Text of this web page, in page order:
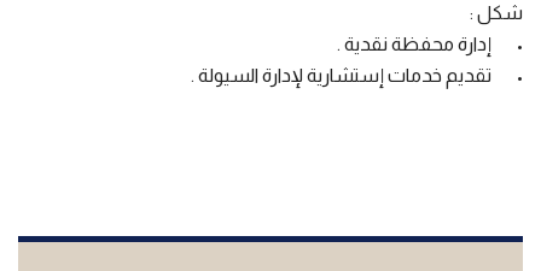
شكل :
• إدارة محفظة نقدية .
• تقديم خدمات إستشارية لإدارة السيولة .